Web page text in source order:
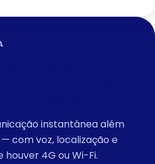
instantânea além
com voz, localização e
4G ou Wi-Fi.